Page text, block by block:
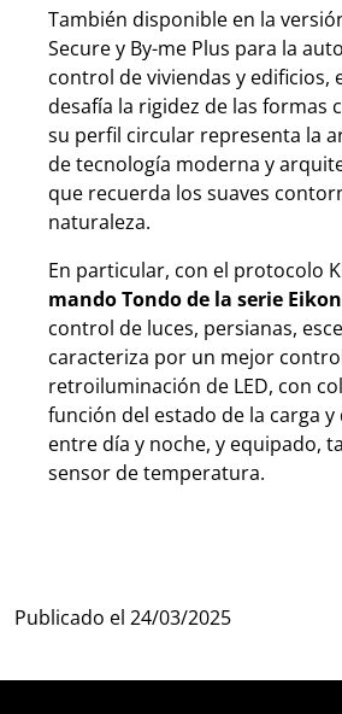
También disponible en la
Secure y By-me Plus para la
control de viviendas y edificios,
desafía la rigidez de las formas
su perfil circular representa la
de tecnología moderna y
que recuerda los suaves
naturaleza.
En particular, con el protocolo
mando Tondo de la serie
control de luces, persianas,
caracteriza por un mejor
retroiluminación de LED, con
función del estado de la carga
entre día y noche, y equipado,
sensor de temperatura.
Publicado el 24/03/2025